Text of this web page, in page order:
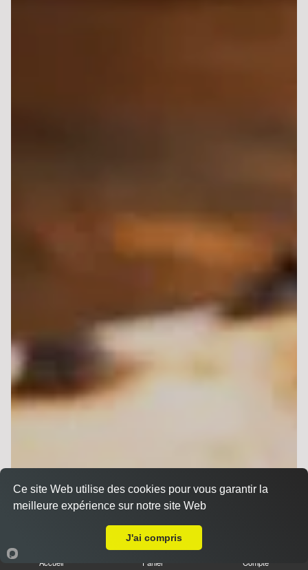
Accueil Panier Compte
Ce site Web utilise des cookies pour vous garantir la
meilleure expérience sur notre site Web
J'ai compris